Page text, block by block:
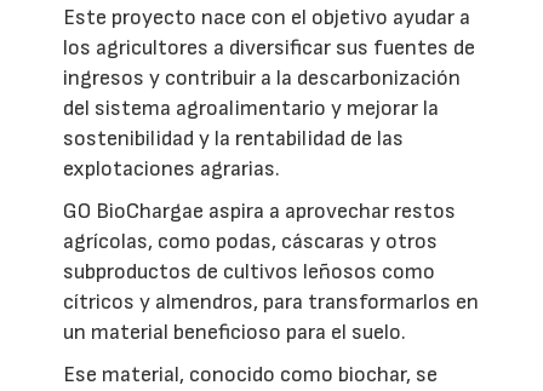
Este proyecto nace con el objetivo ayudar a
los agricultores a diversificar sus fuentes de
ingresos y contribuir a la descarbonización
del sistema agroalimentario y mejorar la
sostenibilidad y la rentabilidad de las
explotaciones agrarias.
GO BioChargae aspira a aprovechar restos
agrícolas, como podas, cáscaras y otros
subproductos de cultivos leñosos como
cítricos y almendros, para transformarlos en
un material beneficioso para el suelo.
Ese material, conocido como biochar, se